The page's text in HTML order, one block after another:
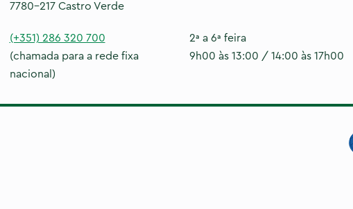
7780-217 Castro Verde
(+351) 286 320 700
(chamada para a rede fixa
nacional)
2ª a 6ª feira
9h00 às 13:00 / 14:00 às 17h00